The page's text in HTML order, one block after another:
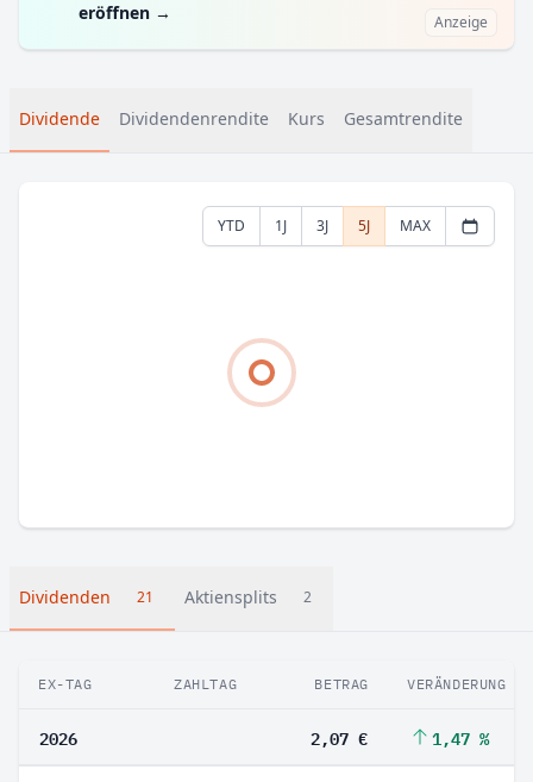
eröffnen → Anzeige
Dividende Dividendenrendite Kurs Gesamtrendite
YTD 1J 3J 5J MAX
Dividenden 21 Aktiensplits 2
EX-TAG ZAHLTAG BETRAG VERÄNDERUNG
2026 2,07 € 1,47 %